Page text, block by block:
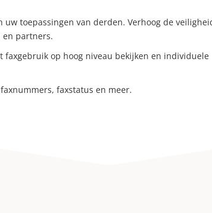
uw toepassingen van derden. Verhoog de
en partners.
op hoog niveau bekijken en individuele
faxstatus en meer.